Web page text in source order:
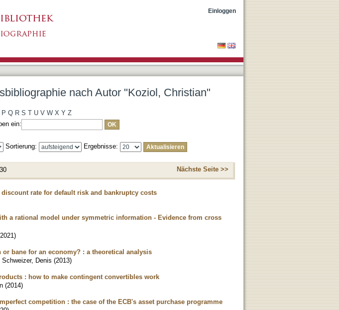
Einloggen
nach Autor "Koziol, Christian"
P Q R S T U V W X Y Z
ein:
Sortierung: Ergebnisse:
Nächste Seite >>
rate for default risk and bankruptcy costs
a rational model under symmetric information - Evidence from cross
2021)
bane for an economy? : a theoretical analysis
Schweizer, Denis (2013)
: how to make contingent convertibles work
(2014)
competition : the case of the ECB's asset purchase programme